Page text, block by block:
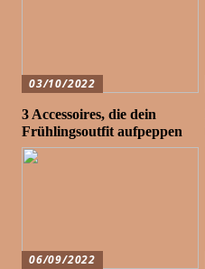
03/10/2022
3 Accessoires, die dein
Frühlingsoutfit aufpeppen
06/09/2022